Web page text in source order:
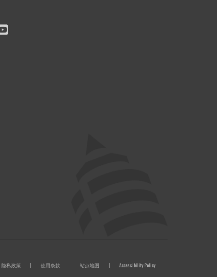
隐私政策 使用条款 站点地图 Accessibility Policy